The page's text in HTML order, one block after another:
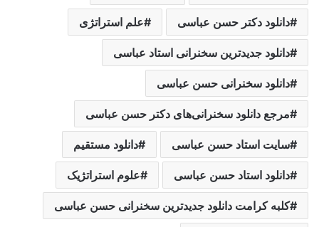
دانلود دکتر حسن عباسی علم استراتژی
دانلود جدیدترین سخنرانی استاد عباسی
دانلود سخنرانی حسن عباسی
مرجع دانلود سخنرانی‌های دکتر حسن عباسی
سایت استاد حسن عباسی دانلود مستقیم
دانلود استاد حسن عباسی علوم استراتژیک
کلبه کرامت دانلود جدیدترین سخنرانی حسن عباسی